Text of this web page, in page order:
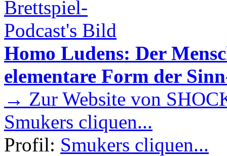
Homo Ludens: Der
elementare Form der
→ Zur Website von
Smukers cliquen...
Profil: Smukers cliquen...